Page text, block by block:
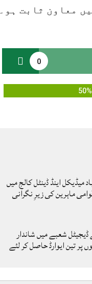
معاون ثابت ہو۔
0
میڈیکل اینڈ ڈینٹل کالج میں
ماہرین کی زیرِ نگرانی
ڈیجیٹل شعبے میں شاندار
پر تین ایوارڈ حاصل کر لئے